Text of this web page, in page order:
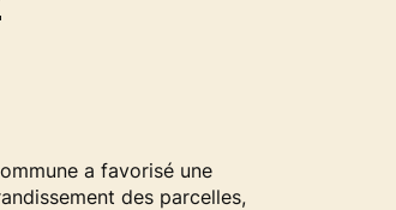
a favorisé une
des parcelles,